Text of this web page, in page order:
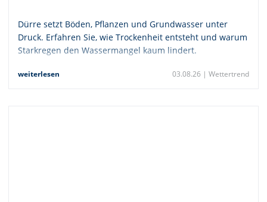
Dürre setzt Böden, Pflanzen und Grundwasser unter
Druck. Erfahren Sie, wie Trockenheit entsteht und warum
Starkregen den Wassermangel kaum lindert.
weiterlesen 03.08.26 | Wettertrend